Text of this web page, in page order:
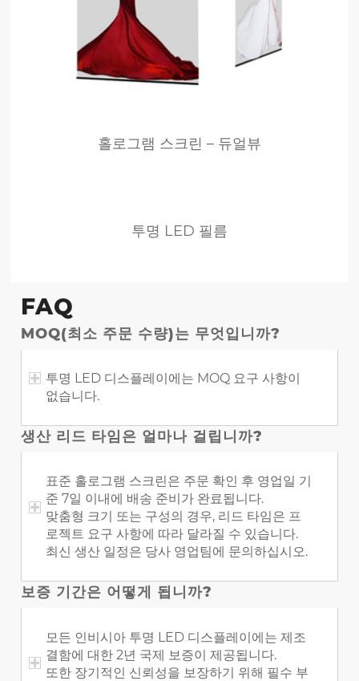
홀로그램 스크린 – 듀얼뷰
투명 LED 필름
FAQ
MOQ(최소 주문 수량)는 무엇입니까?
투명 LED 디스플레이에는 MOQ 요구 사항이
없습니다.
생산 리드 타임은 얼마나 걸립니까?
표준 홀로그램 스크린은 주문 확인 후 영업일 기
준 7일 이내에 배송 준비가 완료됩니다.
맞춤형 크기 또는 구성의 경우, 리드 타임은 프
로젝트 요구 사항에 따라 달라질 수 있습니다.
최신 생산 일정은 당사 영업팀에 문의하십시오.
보증 기간은 어떻게 됩니까?
모든 인비시아 투명 LED 디스플레이에는 제조
결함에 대한 2년 국제 보증이 제공됩니다.
또한 장기적인 신뢰성을 보장하기 위해 필수 부